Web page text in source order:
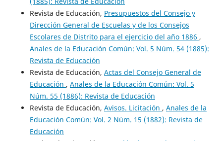
Revista de Educación, Presupuestos del Consejo y
Dirección General de Escuelas y de los Consejos
Escolares de Distrito para el ejercicio del año 1886 ,
Anales de la Educación Común: Vol. 5 Núm. 54 (1885):
Revista de Educación
Revista de Educación, Actas del Consejo General de
Educación , Anales de la Educación Común: Vol. 5
Núm. 55 (1886): Revista de Educación
Revista de Educación, Avisos. Licitación , Anales de la
Educación Común: Vol. 2 Núm. 15 (1882): Revista de
Educación